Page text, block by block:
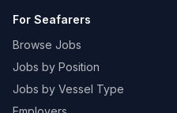
For Seafarers
Browse Jobs
Jobs by Position
Jobs by Vessel Type